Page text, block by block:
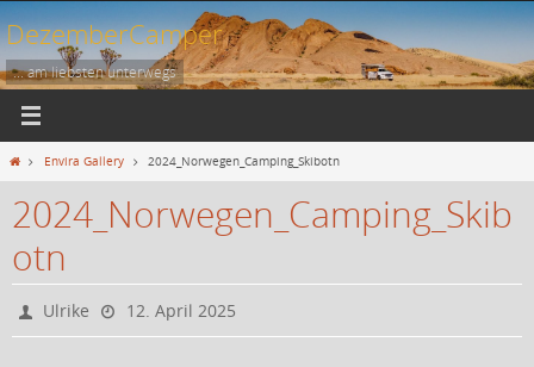
Zum
Inhalt
springen
DezemberCamper
... am liebsten unterwegs
StartEnvira Gallery 2024_Norwegen_Camping_Skibotn
2024_Norwegen_Camping_Skib
otn
Ulrike 12. April 2025